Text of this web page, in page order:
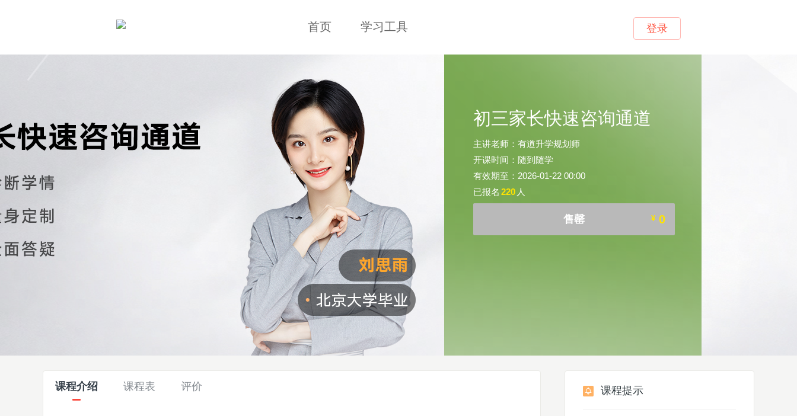
首页 学习工具 登录
初三家长快速咨询通道
主讲老师：有道升学规划师
开课时间：随到随学
有效期至：2026-01-22 00:00
已报名 220 人
售罄 ¥ 0
课程介绍 课程表 评价 课程提示